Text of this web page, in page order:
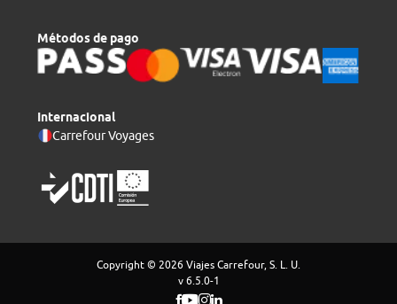
Métodos de pago
Internacional
Carrefour Voyages
Copyright © 2026 Viajes Carrefour, S. L. U.
v 6.5.0-1